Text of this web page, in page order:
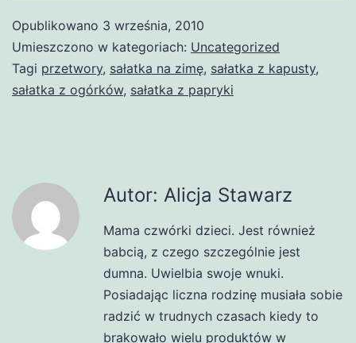
Opublikowano 3 września, 2010
Umieszczono w kategoriach: Uncategorized
Tagi przetwory, sałatka na zimę, sałatka z kapusty,
sałatka z ogórków, sałatka z papryki
Autor: Alicja Stawarz
Mama czwórki dzieci. Jest również
babcią, z czego szczególnie jest
dumna. Uwielbia swoje wnuki.
Posiadając liczna rodzinę musiała sobie
radzić w trudnych czasach kiedy to
brakowało wielu produktów w